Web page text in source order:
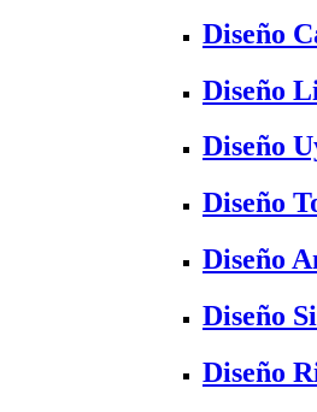
Diseño
Diseño
Diseño
Diseño
Diseño
Diseño
Diseño